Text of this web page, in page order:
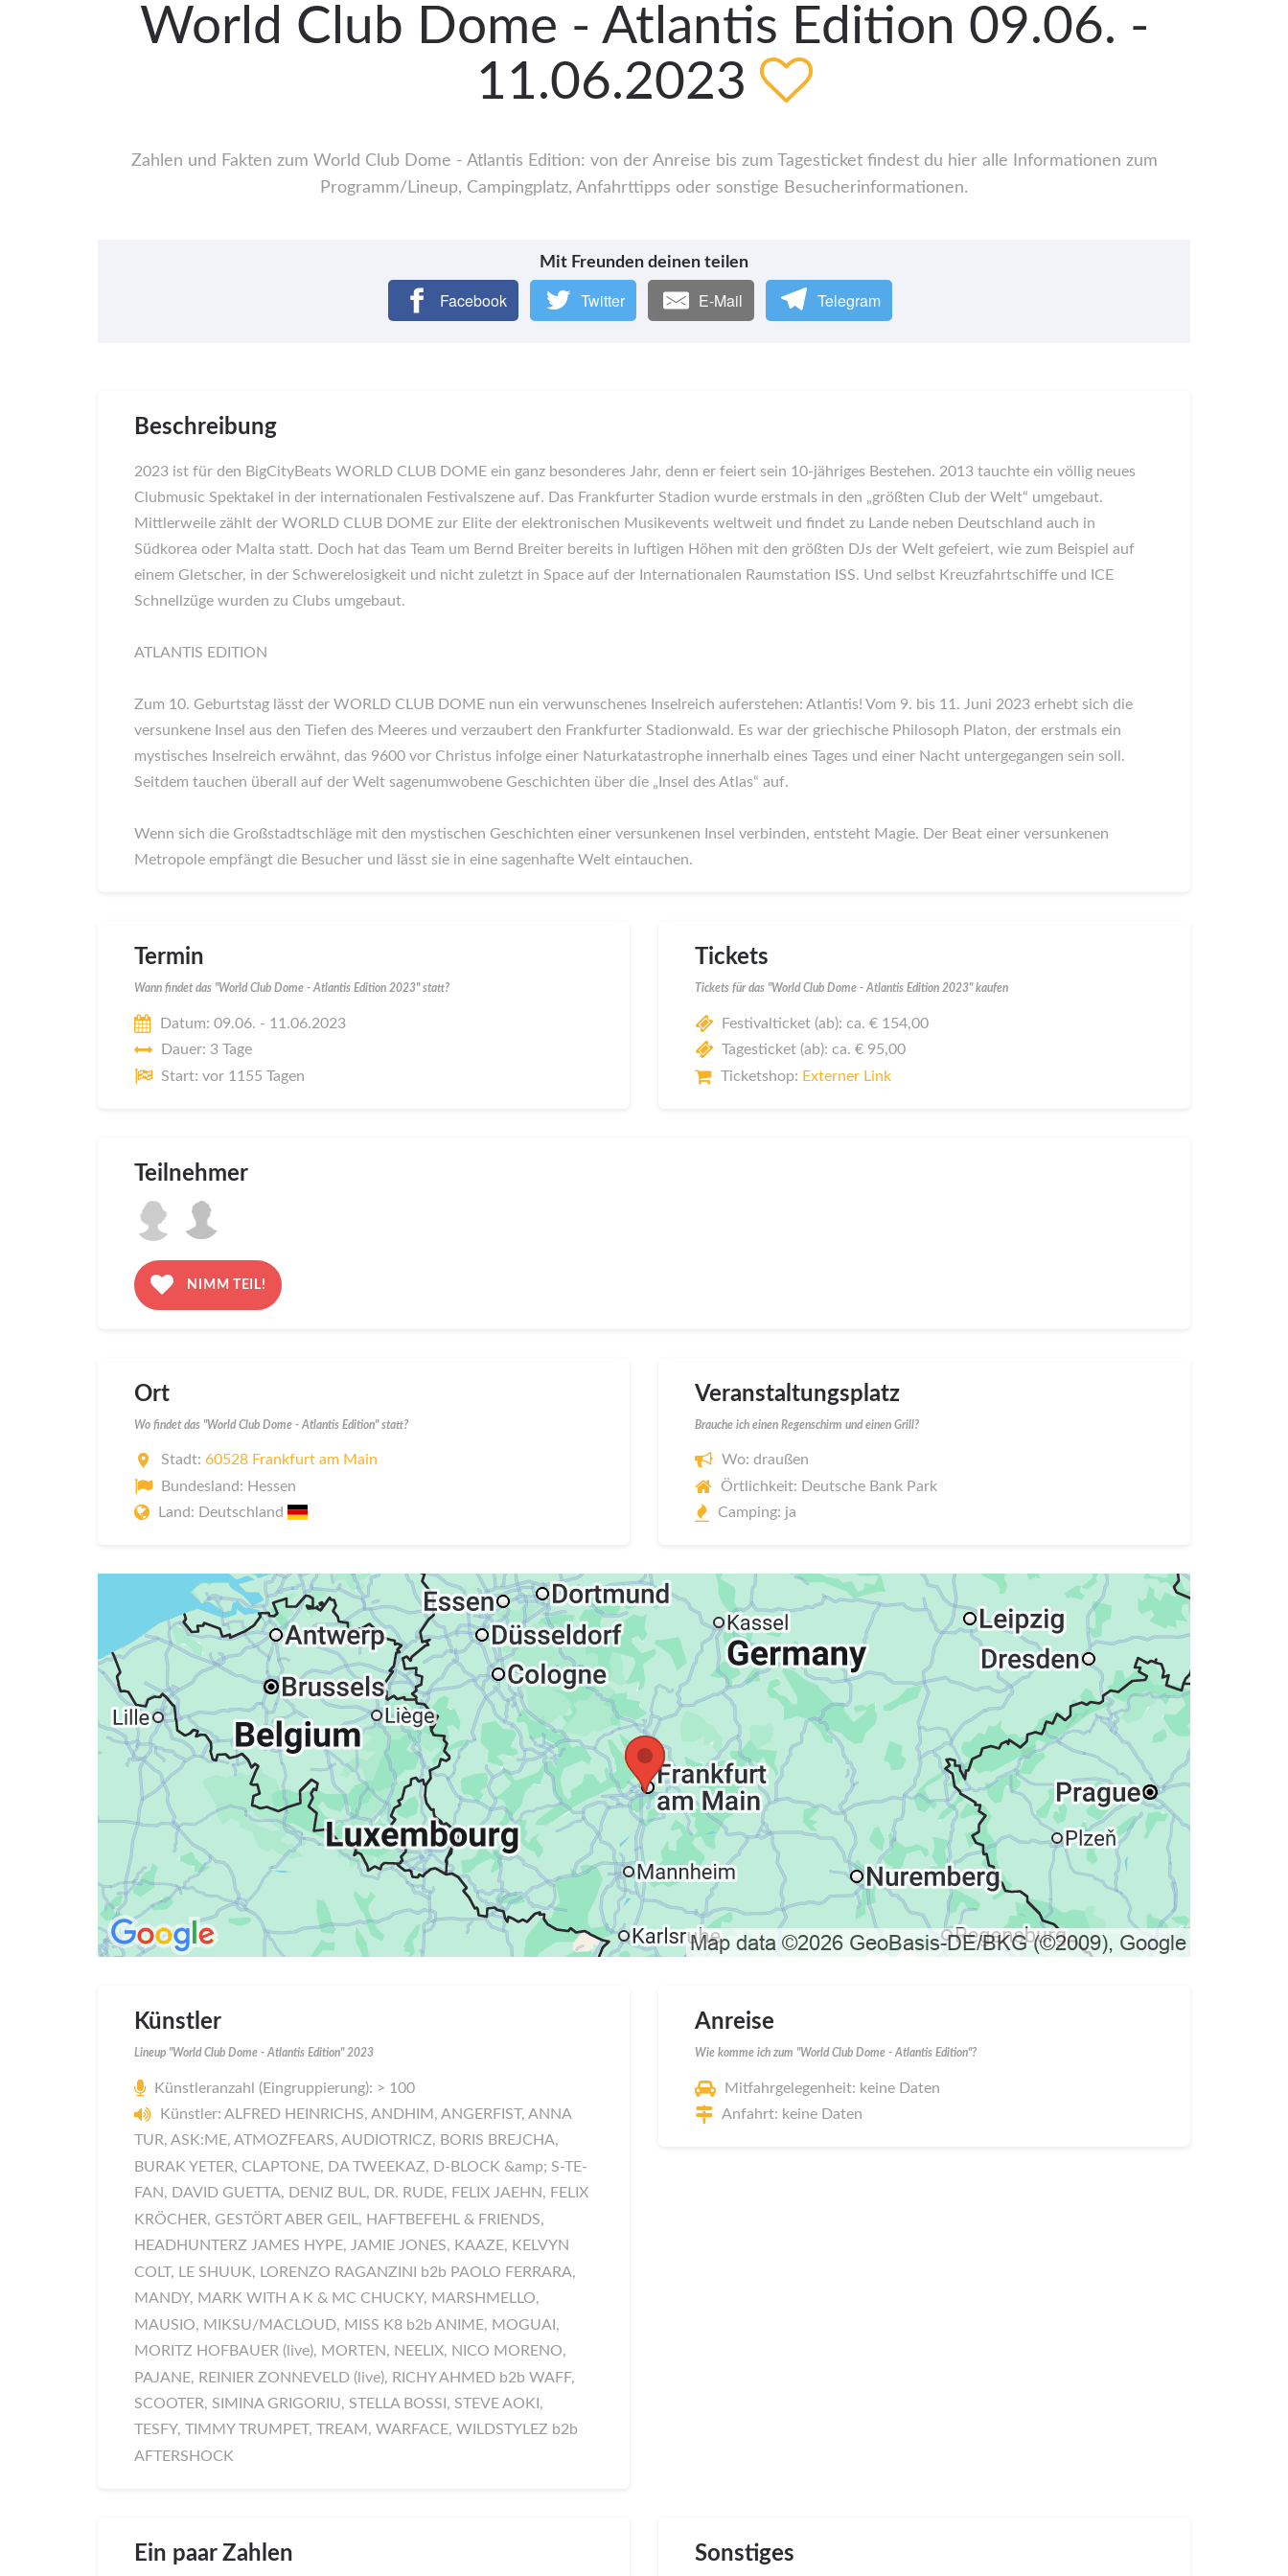
World Club Dome - Atlantis Edition 09.06. -
11.06.2023
Zahlen und Fakten zum World Club Dome - Atlantis Edition: von der Anreise bis zum Tagesticket findest du hier alle Informationen zum
Programm/Lineup, Campingplatz, Anfahrttipps oder sonstige Besucherinformationen.
Mit Freunden deinen teilen
Facebook Twitter E-Mail Telegram
Beschreibung
2023 ist für den BigCityBeats WORLD CLUB DOME ein ganz besonderes Jahr, denn er feiert sein 10-jähriges Bestehen. 2013 tauchte ein völlig neues
Clubmusic Spektakel in der internationalen Festivalszene auf. Das Frankfurter Stadion wurde erstmals in den „größten Club der Welt“ umgebaut.
Mittlerweile zählt der WORLD CLUB DOME zur Elite der elektronischen Musikevents weltweit und findet zu Lande neben Deutschland auch in
Südkorea oder Malta statt. Doch hat das Team um Bernd Breiter bereits in luftigen Höhen mit den größten DJs der Welt gefeiert, wie zum Beispiel auf
einem Gletscher, in der Schwerelosigkeit und nicht zuletzt in Space auf der Internationalen Raumstation ISS. Und selbst Kreuzfahrtschiffe und ICE
Schnellzüge wurden zu Clubs umgebaut.
ATLANTIS EDITION
Zum 10. Geburtstag lässt der WORLD CLUB DOME nun ein verwunschenes Inselreich auferstehen: Atlantis! Vom 9. bis 11. Juni 2023 erhebt sich die
versunkene Insel aus den Tiefen des Meeres und verzaubert den Frankfurter Stadionwald. Es war der griechische Philosoph Platon, der erstmals ein
mystisches Inselreich erwähnt, das 9600 vor Christus infolge einer Naturkatastrophe innerhalb eines Tages und einer Nacht untergegangen sein soll.
Seitdem tauchen überall auf der Welt sagenumwobene Geschichten über die „Insel des Atlas“ auf.
Wenn sich die Großstadtschläge mit den mystischen Geschichten einer versunkenen Insel verbinden, entsteht Magie. Der Beat einer versunkenen
Metropole empfängt die Besucher und lässt sie in eine sagenhafte Welt eintauchen.
Termin
Wann findet das "World Club Dome - Atlantis Edition 2023" statt?
Datum: 09.06. - 11.06.2023
Dauer: 3 Tage
Start: vor 1155 Tagen
Tickets
Tickets für das "World Club Dome - Atlantis Edition 2023" kaufen
Festivalticket (ab): ca. € 154,00
Tagesticket (ab): ca. € 95,00
Ticketshop: Externer Link
Teilnehmer
NIMM TEIL!
Ort
Wo findet das "World Club Dome - Atlantis Edition" statt?
Stadt: 60528 Frankfurt am Main
Bundesland: Hessen
Land: Deutschland
Veranstaltungsplatz
Brauche ich einen Regenschirm und einen Grill?
Wo: draußen
Örtlichkeit: Deutsche Bank Park
Camping: ja
Künstler
Lineup "World Club Dome - Atlantis Edition" 2023
Künstleranzahl (Eingruppierung): > 100
Künstler: ALFRED HEINRICHS, ANDHIM, ANGERFIST, ANNA
TUR, ASK:ME, ATMOZFEARS, AUDIOTRICZ, BORIS BREJCHA,
BURAK YETER, CLAPTONE, DA TWEEKAZ, D-BLOCK &amp; S-TE-
FAN, DAVID GUETTA, DENIZ BUL, DR. RUDE, FELIX JAEHN, FELIX
KRÖCHER, GESTÖRT ABER GEIL, HAFTBEFEHL & FRIENDS,
HEADHUNTERZ JAMES HYPE, JAMIE JONES, KAAZE, KELVYN
COLT, LE SHUUK, LORENZO RAGANZINI b2b PAOLO FERRARA,
MANDY, MARK WITH A K & MC CHUCKY, MARSHMELLO,
MAUSIO, MIKSU/MACLOUD, MISS K8 b2b ANIME, MOGUAI,
MORITZ HOFBAUER (live), MORTEN, NEELIX, NICO MORENO,
PAJANE, REINIER ZONNEVELD (live), RICHY AHMED b2b WAFF,
SCOOTER, SIMINA GRIGORIU, STELLA BOSSI, STEVE AOKI,
TESFY, TIMMY TRUMPET, TREAM, WARFACE, WILDSTYLEZ b2b
AFTERSHOCK
Anreise
Wie komme ich zum "World Club Dome - Atlantis Edition"?
Mitfahrgelegenheit: keine Daten
Anfahrt: keine Daten
Ein paar Zahlen Sonstiges